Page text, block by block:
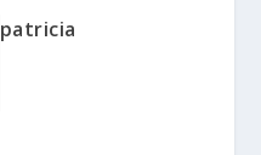
patricia